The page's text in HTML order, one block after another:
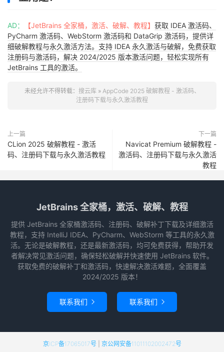
AD： 【JetBrains 全家桶，激活、破解、教程】 获取 IDEA 激活码、
PyCharm 激活码、WebStorm 激活码和 DataGrip 激活码，提供详
细破解教程与永久激活方法。支持 IDEA 永久激活与破解，免费获取
注册码与激活码，解决 2024/2025 版本激活问题，轻松实现所有
JetBrains 工具的激活。
未经允许不得转载： 搜云库» AppCode 2025 破解教程 - 激活码、
注册码下载与永久激活教程
上一篇
CLion 2025 破解教程 - 激活
码、注册码下载与永久激活教程
下一篇
Navicat Premium 破解教程 -
激活码、注册码下载与永久激活
教程
JetBrains 全家桶，激活、破解、教程
提供 JetBrains 全家桶激活码、注册码、破解补丁下载及详细激活
教程，支持 IntelliJ IDEA、PyCharm、WebStorm 等工具的永久激
活。无论是破解教程，还是最新激活码，均可免费获得，帮助开发
者解决常见激活问题，确保轻松破解并快速使用 JetBrains 软件。
获取免费的破解补丁和激活码，快速解决激活难题，全面覆盖
2024/2025 版本！
联系我们  联系我们 
京ICP备17065017号| 京公网安备11011102002472号